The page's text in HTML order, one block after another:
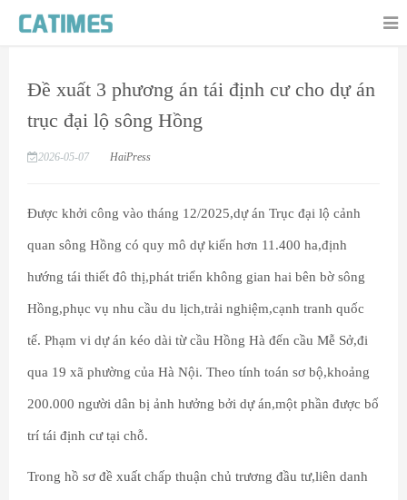
Đề xuất 3 phương án tái định cư cho dự án
trục đại lộ sông Hồng
2026-05-07 HaiPress
Được khởi công vào tháng 12/2025,dự án Trục đại lộ cảnh
quan sông Hồng có quy mô dự kiến hơn 11.400 ha,định
hướng tái thiết đô thị,phát triển không gian hai bên bờ sông
Hồng,phục vụ nhu cầu du lịch,trải nghiệm,cạnh tranh quốc
tế. Phạm vi dự án kéo dài từ cầu Hồng Hà đến cầu Mễ Sở,đi
qua 19 xã phường của Hà Nội. Theo tính toán sơ bộ,khoảng
200.000 người dân bị ảnh hưởng bởi dự án,một phần được bố
trí tái định cư tại chỗ.
Trong hồ sơ đề xuất chấp thuận chủ trương đầu tư,liên danh